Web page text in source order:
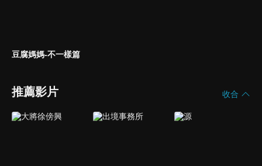
豆腐媽媽-不一樣篇
推薦影片 收合